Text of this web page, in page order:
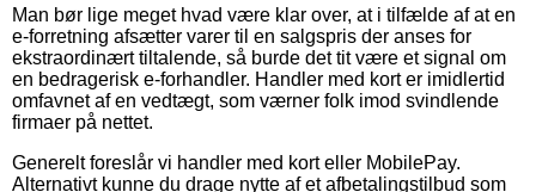
Man bør lige meget hvad være klar over, at i tilfælde af at en
e-forretning afsætter varer til en salgspris der anses for
ekstraordinært tiltalende, så burde det tit være et signal om
en bedragerisk e-forhandler. Handler med kort er imidlertid
omfavnet af en vedtægt, som værner folk imod svindlende
firmaer på nettet.
Generelt foreslår vi handler med kort eller MobilePay.
Alternativt kunne du drage nytte af et afbetalingstilbud som